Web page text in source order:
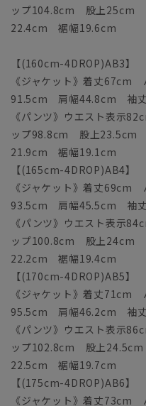
ップ104.8cm 股上25cm
22.4cm 裾幅19.6cm
【(160cm-4DROP)AB3】
《ジャケット》着丈
91.5cm 肩幅44.8cm 袖
《パンツ》ウエスト表示
ップ98.8cm 股上23.5cm
21.9cm 裾幅19.1cm
【(165cm-4DROP)AB4】
《ジャケット》着丈
93.5cm 肩幅45.5cm 袖
《パンツ》ウエスト表示
ップ100.8cm 股上24cm
22.2cm 裾幅19.4cm
【(170cm-4DROP)AB5】
《ジャケット》着丈
95.5cm 肩幅46.2cm 袖
《パンツ》ウエスト表示
ップ102.8cm 股上
22.5cm 裾幅19.7cm
【(175cm-4DROP)AB6】
《ジャケット》着丈